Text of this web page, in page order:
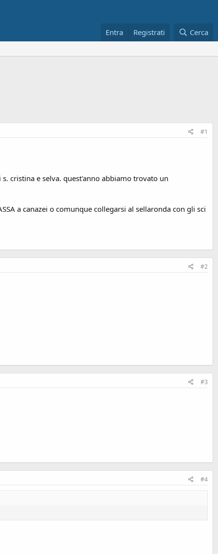
Entra Registrati Cerca
#1
cristina e selva. quest'anno abbiamo trovato un
a canazei o comunque collegarsi al sellaronda con gli sci
#2
#3
#4